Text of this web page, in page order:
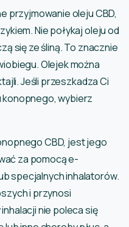
przyjmowanie oleju CBD,
Nie połykaj oleju od
się ze śliną. To znacznie
Olejek można
Jeśli przeszkadza Ci
wybierz
CBD, jest jego
za pomocą e-
specjalnych inhalatorów.
i przynosi
nie poleca się